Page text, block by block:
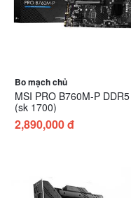
Bo mạch chủ
MSI PRO B760M-P DDR5
(sk 1700)
2,890,000 đ